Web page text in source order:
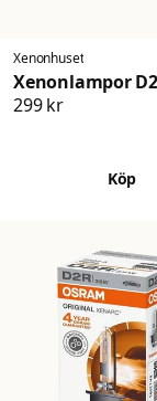
Xenonhuset
Xenonlampor
299 kr
Köp